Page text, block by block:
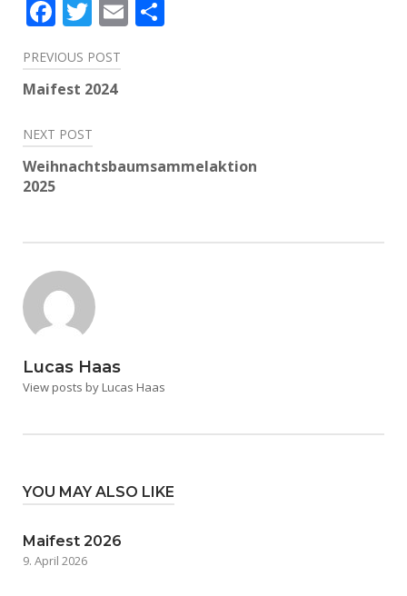
Facebook
Twitter
Email
Beitragsnavigation
PREVIOUS POST
Maifest 2024
NEXT POST
Weihnachtsbaumsammelaktion
2025
Lucas Haas
View posts by Lucas Haas
YOU MAY ALSO LIKE
Maifest 2026
9. April 2026